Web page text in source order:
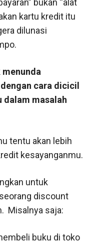
kartu kredit itu
dilunasi
cara dicicil
dalam masalah
tentu akan lebih
kesayanganmu.
untuk
discount
Misalnya saja:
buku di toko